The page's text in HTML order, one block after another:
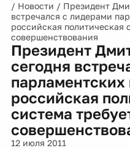
/ Новости / Президент
встречался с лидерами
российская политическая
совершенствования
Президент
сегодня
парламентских
российская
система
12 июля 2011